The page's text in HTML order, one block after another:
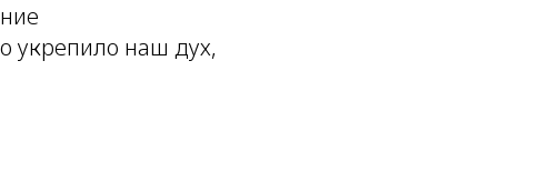
укрепило наш дух,